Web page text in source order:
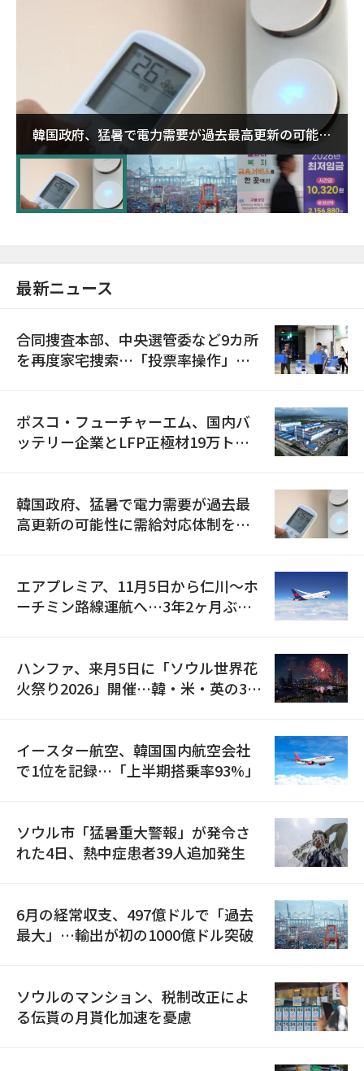
韓国政府、猛暑で電力需要が過去最高更新の可能性
に需給対応体制を点検
最新ニュース
合同捜査本部、中央選管委など9カ所
を再度家宅捜索…「投票率操作」の
ポスコ・フューチャーエム、国内バ
ッテリー企業とLFP正極材19万トン
韓国政府、猛暑で電力需要が過去最
高更新の可能性に需給対応体制を点
エアプレミア、11月5日から仁川〜ホ
ーチミン路線運航へ…3年2ヶ月ぶり
ハンファ、来月5日に「ソウル世界花
火祭り2026」開催…韓・米・英の3カ
イースター航空、韓国国内航空会社
で1位を記録…「上半期搭乗率93%」
ソウル市「猛暑重大警報」が発令さ
れた4日、熱中症患者39人追加発生
6月の経常収支、497億ドルで「過去
最大」…輸出が初の1000億ドル突破
ソウルのマンション、税制改正によ
る伝貰の月貰化加速を憂慮